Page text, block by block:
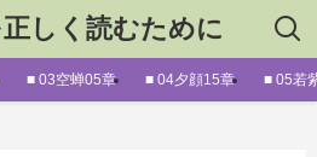
しく読むために
■ 03空蝉05章 ■ 04夕顔15章 ■ 05若